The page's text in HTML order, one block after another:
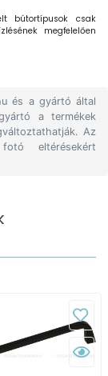
bútortípusok csak
megfelelően
és a gyártó által
a termékek
Az
eltérésekért